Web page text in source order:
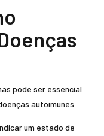
pode ser essencial
autoimunes.
um estado de